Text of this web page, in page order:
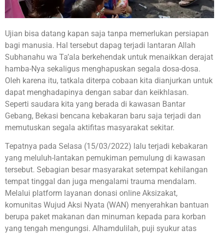
Ujian bisa datang kapan saja tanpa memerlukan persiapan
bagi manusia. Hal tersebut dapag terjadi lantaran Allah
Subhanahu wa Ta’ala berkehendak untuk menaikkan derajat
hamba-Nya sekaligus menghapuskan segala dosa-dosa.
Oleh karena itu, tatkala diterpa cobaan kita dianjurkan untuk
dapat menghadapinya dengan sabar dan keikhlasan.
Seperti saudara kita yang berada di kawasan Bantar
Gebang, Bekasi bencana kebakaran baru saja terjadi dan
memutuskan segala aktifitas masyarakat sekitar.
Tepatnya pada Selasa (15/03/2022) lalu terjadi kebakaran
yang meluluh-lantakan pemukiman pemulung di kawasan
tersebut. Sebagian besar masyarakat setempat kehilangan
tempat tinggal dan juga mengalami trauma mendalam.
Melalui platform layanan donasi online Aksizakat,
komunitas Wujud Aksi Nyata (WAN) menyerahkan bantuan
berupa paket makanan dan minuman kepada para korban
yang tengah mengungsi. Alhamdulilah, puji syukur atas